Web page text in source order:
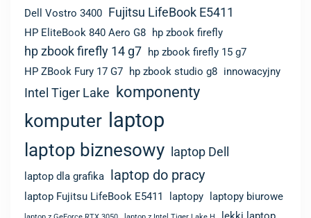
Dell Vostro 3400 Fujitsu LifeBook E5411
HP EliteBook 840 Aero G8 hp zbook firefly
hp zbook firefly 14 g7
hp zbook firefly 15 g7
HP ZBook Fury 17 G7
hp zbook studio g8 innowacyjny
Intel Tiger Lake komponenty
komputer laptop
laptop biznesowy laptop Dell
laptop dla grafika laptop do pracy
laptop Fujitsu LifeBook E5411 laptopy laptopy biurowe